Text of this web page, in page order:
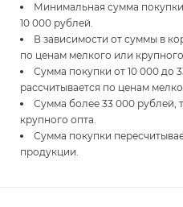
Минимальная сумма
10 000 рублей.
В зависимости от суммы в
по ценам мелкого или
Сумма покупки от 10 000 до
рассчитывается по ценам
Сумма более 33 000 рублей,
крупного опта.
Сумма покупки
продукции.